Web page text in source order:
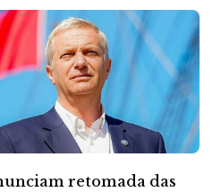
retomada das